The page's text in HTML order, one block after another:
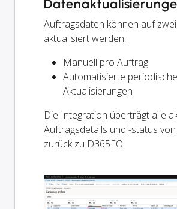
Auftragsdaten können auf
aktualisiert werden:
Manuell pro Auftrag
Automatisierte periodische
Aktualisierungen
Die Integration überträgt alle
Auftragsdetails und -status
zurück zu D365FO.